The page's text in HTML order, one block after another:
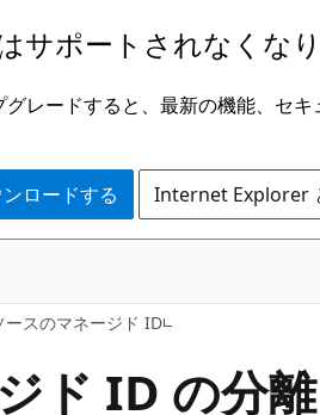
サポートされなくなり
レードすると、最新の機能、セ
ロードする Internet Explorer
スのマネージド ID
ド ID の分離